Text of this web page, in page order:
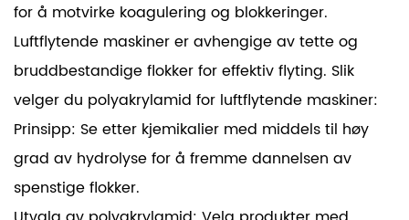
for å motvirke koagulering og blokkeringer.
Luftflytende maskiner er avhengige av tette og
bruddbestandige flokker for effektiv flyting. Slik
velger du polyakrylamid for luftflytende maskiner:
Prinsipp: Se etter kjemikalier med middels til høy
grad av hydrolyse for å fremme dannelsen av
spenstige flokker.